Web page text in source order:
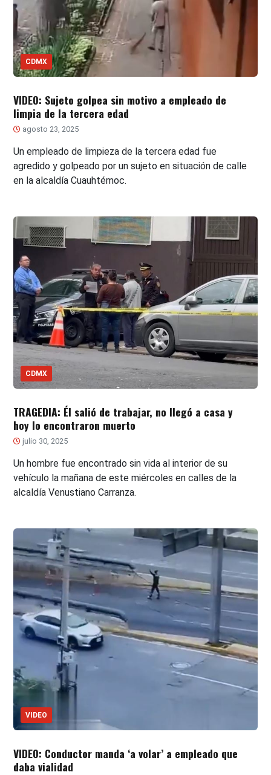
CDMX
VIDEO: Sujeto golpea sin motivo a empleado de
limpia de la tercera edad
agosto 23, 2025
Un empleado de limpieza de la tercera edad fue
agredido y golpeado por un sujeto en situación de calle
en la alcaldía Cuauhtémoc.
CDMX
TRAGEDIA: Él salió de trabajar, no llegó a casa y
hoy lo encontraron muerto
julio 30, 2025
Un hombre fue encontrado sin vida al interior de su
vehículo la mañana de este miércoles en calles de la
alcaldía Venustiano Carranza.
VIDEO
VIDEO: Conductor manda ‘a volar’ a empleado que
daba vialidad